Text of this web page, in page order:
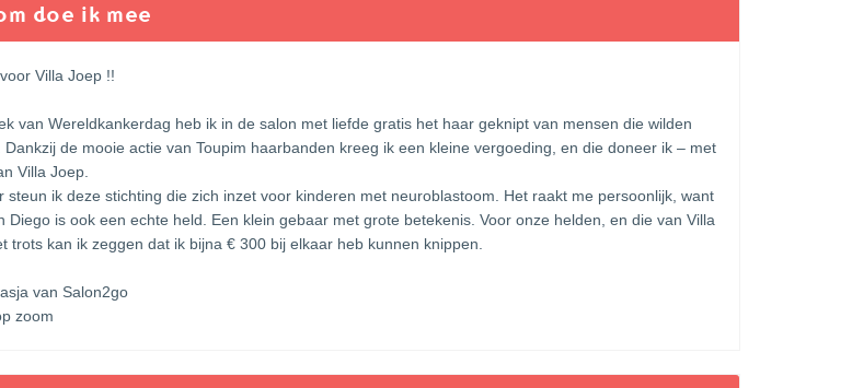
doe ik mee
Villa Joep !!
van Wereldkankerdag heb ik in de salon met liefde gratis het haar geknipt van mensen die wilden
Dankzij de mooie actie van Toupim haarbanden kreeg ik een kleine vergoeding, en die doneer ik – met
Villa Joep.
steun ik deze stichting die zich inzet voor kinderen met neuroblastoom. Het raakt me persoonlijk, want
Diego is ook een echte held. Een klein gebaar met grote betekenis. Voor onze helden, en die van Villa
trots kan ik zeggen dat ik bijna € 300 bij elkaar heb kunnen knippen.
van Salon2go
zoom